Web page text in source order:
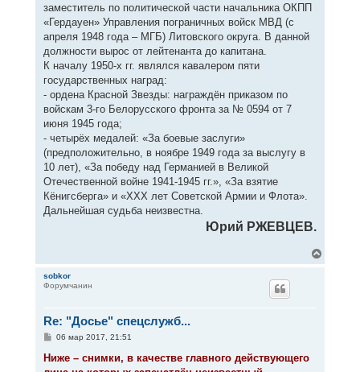
заместитель по политической части начальника ОКПП
«Гердауен» Управления пограничных войск МВД (с
апреля 1948 года – МГБ) Литовского округа. В данной
должности вырос от лейтенанта до капитана.
К началу 1950-х гг. являлся кавалером пяти
государственных наград:
- ордена Красной Звезды: награждён приказом по
войскам 3-го Белорусского фронта за № 0594 от 7
июня 1945 года;
- четырёх медалей: «За боевые заслуги»
(предположительно, в ноябре 1949 года за выслугу в
10 лет), «За победу над Германией в Великой
Отечественной войне 1941-1945 гг.», «За взятие
Кёнигсберга» и «XXX лет Советской Армии и Флота».
Дальнейшая судьба неизвестна.
Юрий РЖЕВЦЕВ.
е
sobkor
Форумчанин
Re: "Досье" спецслужб...
С
о
06 мар 2017, 21:51
Ниже – снимки, в качестве главного действующего